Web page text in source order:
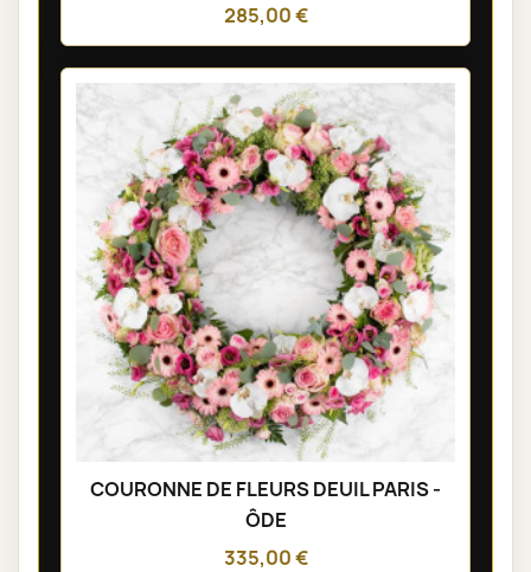
285,00 €
COURONNE DE FLEURS DEUIL PARIS -
ÔDE
335,00 €